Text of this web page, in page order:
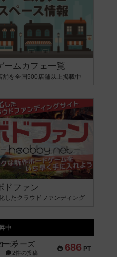
ームカフェ一覧
舗を全国500店舗以上掲載中
ドファン
したクラウドファンディング
中
686 PT
ーラーズ
2件の投稿